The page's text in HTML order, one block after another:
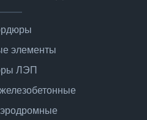
элементы
ЛЭП